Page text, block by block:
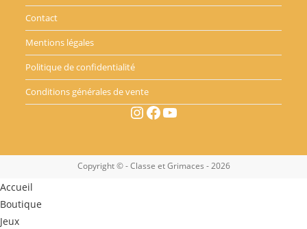
Contact
Mentions légales
Politique de confidentialité
Conditions générales de vente
Instagram Facebook YouTube
Copyright © - Classe et Grimaces - 2026
Accueil
Boutique
Jeux